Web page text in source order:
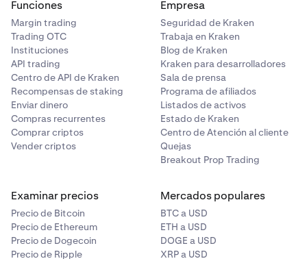
Funciones
Margin trading
Trading OTC
Instituciones
API trading
Centro de API de Kraken
Recompensas de staking
Enviar dinero
Compras recurrentes
Comprar criptos
Vender criptos
Empresa
Seguridad de Kraken
Trabaja en Kraken
Blog de Kraken
Kraken para desarrolladores
Sala de prensa
Programa de afiliados
Listados de activos
Estado de Kraken
Centro de Atención al cliente
Quejas
Breakout Prop Trading
Examinar precios
Precio de Bitcoin
Precio de Ethereum
Precio de Dogecoin
Precio de Ripple
Mercados populares
BTC a USD
ETH a USD
DOGE a USD
XRP a USD